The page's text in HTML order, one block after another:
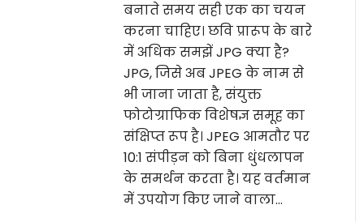
बनाते समय सही एक का चयन
करना चाहिए। छवि प्रारूप के बारे
में अधिक समझें JPG क्या है?
JPG, जिसे अब JPEG के नाम से
भी जाना जाता है, संयुक्त
फोटोग्राफिक विशेषज्ञ समूह का
संक्षिप्त रूप है। JPEG आमतौर पर
10:1 संपीड़न को बिना धुंधलापन
के समर्थन करता है। यह वर्तमान
में उपयोग किए जाने वाला…